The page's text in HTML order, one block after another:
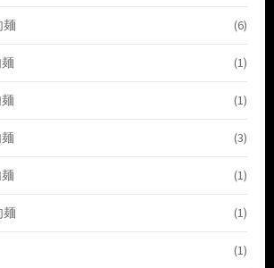
麺 (6)
(1)
(1)
(3)
(1)
麺 (1)
(1)